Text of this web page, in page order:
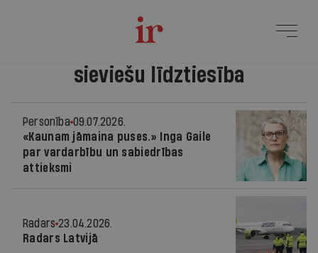
sieviešu līdztiesība
Personība 09.07.2026.
«Kaunam jāmaina puses.» Inga Gaile
par vardarbību un sabiedrības
attieksmi
Radars 23.04.2026.
Radars Latvijā